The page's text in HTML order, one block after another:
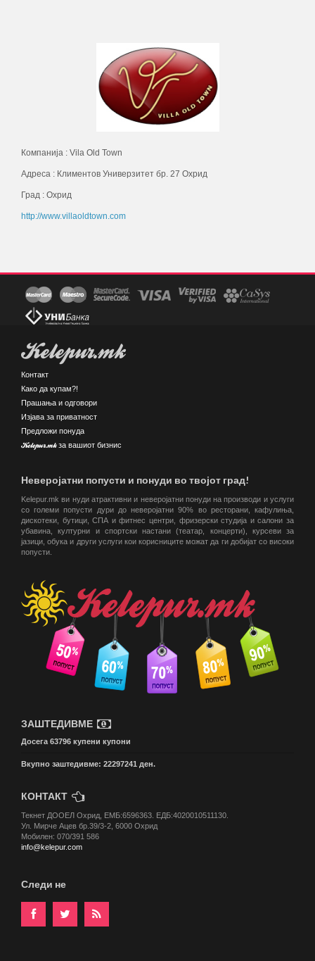
Компанија : Vila Old Town
Адреса : Климентов Универзитет бр. 27 Охрид
Град : Охрид
http://www.villaoldtown.com
Kelepur.mk
Контакт
Како да купам?!
Прашања и одговори
Изјава за приватност
Предложи понуда
Kelepur.mk за вашиот бизнис
Неверојатни попусти и понуди во твојот град!
Kelepur.mk ви нуди атрактивни и неверојатни понуди на производи и услуги
со големи попусти дури до неверојатни 90% во ресторани, кафулиња,
дискотеки, бутици, СПА и фитнес центри, фризерски студија и салони за
убавина, културни и спортски настани (театар, концерти), курсеви за
јазици, обука и други услуги кои корисниците можат да ги добијат со високи
попусти.
ЗАШТЕДИВМЕ
Досега 63796 купени купони
Вкупно заштедивме: 22297241 ден.
КОНТАКТ
Текнет ДООЕЛ Охрид, ЕМБ:6596363. ЕДБ:4020010511130.
Ул. Мирче Ацев бр.39/3-2, 6000 Охрид
Мобилен: 070/391 586
info@kelepur.com
Следи не